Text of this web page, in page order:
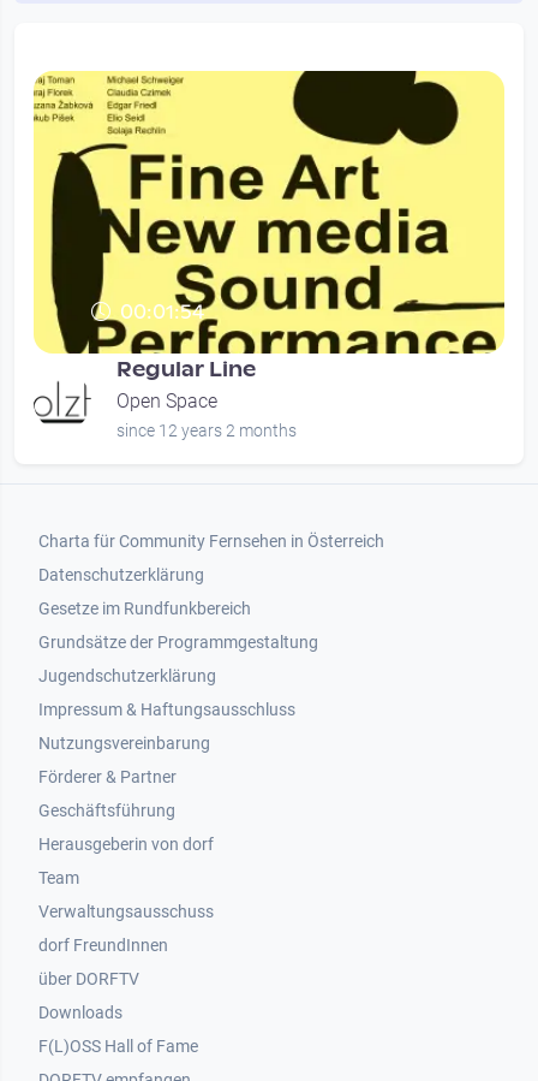
00:01:54
Regular Line
Open Space
since 12 years 2 months
Footer 1
Charta für Community Fernsehen in Österreich
Datenschutzerklärung
Gesetze im Rundfunkbereich
Grundsätze der Programmgestaltung
Jugendschutzerklärung
Impressum & Haftungsausschluss
Nutzungsvereinbarung
Footer 2
Förderer & Partner
Geschäftsführung
Herausgeberin von dorf
Team
Verwaltungsausschuss
dorf FreundInnen
Footer 3
über DORFTV
Downloads
F(L)OSS Hall of Fame